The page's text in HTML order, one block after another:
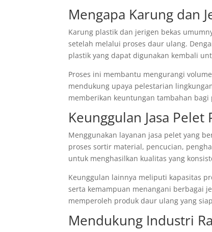
Mengapa Karung dan
Karung plastik dan jerigen bekas
setelah melalui proses daur ulang.
plastik yang dapat digunakan kembali
Proses ini membantu mengurangi
mendukung upaya pelestarian
memberikan keuntungan tambahan
Keunggulan Jasa Pelet
Menggunakan layanan jasa pelet yang
proses sortir material, pencucian,
untuk menghasilkan kualitas yang
Keunggulan lainnya meliputi kapasitas
serta kemampuan menangani berbagai
memperoleh produk daur ulang yang
Mendukung Industri